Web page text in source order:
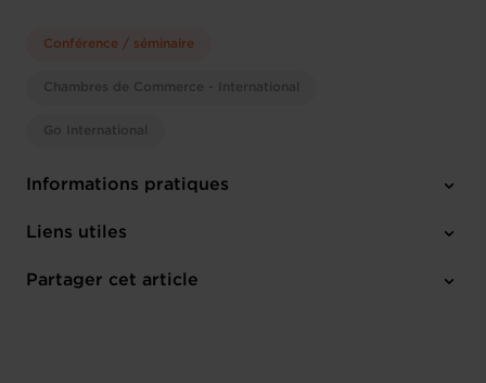
Conférence / séminaire
Chambres de Commerce - International
Go International
Informations pratiques
Mardi 21 Oct 2025
2 pièces-jointes
Liens utiles
M'inscrire
Partager cet article